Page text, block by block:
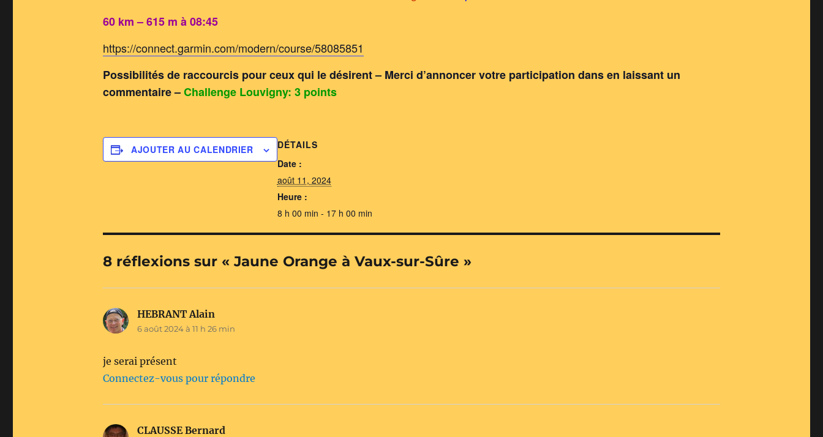
60 km – 615 m à 08:45
https://connect.garmin.com/modern/course/58085851
Possibilités de raccourcis pour ceux qui le désirent – Merci d’annoncer votre participation dans en laissant un
commentaire –Challenge Louvigny: 3 points
AJOUTER AU CALENDRIER
DÉTAILS
Date :
août 11, 2024
Heure :
8 h 00 min - 17 h 00 min
8 réflexions sur « Jaune Orange à Vaux-sur-Sûre »
HEBRANT Alain
6 août 2024 à 11 h 26 min
je serai présent
Connectez-vous pour répondre
CLAUSSE Bernard